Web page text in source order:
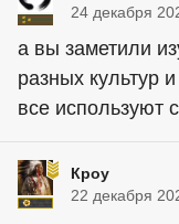
24 декабря
а вы заметили
разных культур
все используют
Кроу
22 декабря